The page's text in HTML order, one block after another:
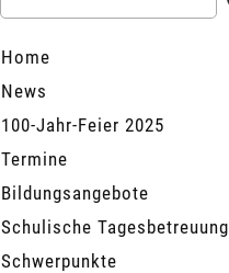
Home
News
100-Jahr-Feier 2025
Termine
Bildungsangebote
Schulische Tagesbetreuung
Schwerpunkte